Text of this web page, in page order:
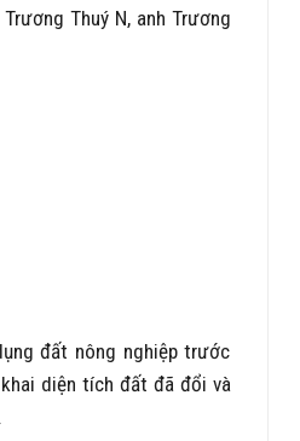
Thuý N, anh Trương
đất nông nghiệp trước
diện tích đất đã đổi và